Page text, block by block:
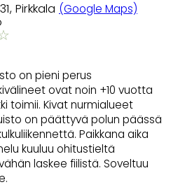
Pirkkala (Google Maps)
on pieni perus
ovat noin +10 vuotta
toimii. Kivat nurmialueet
on päättyvä polun päässä
Paikkana aika
kuuluu ohitustieltä
laskee fiilistä. Soveltuu